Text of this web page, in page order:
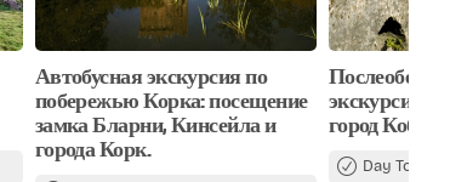
Автобусная экскурсия по
побережью Корка: посещение
замка Бларни, Кинсейла и
города Корк.
экскурсия в
город Коб из
Day Tours